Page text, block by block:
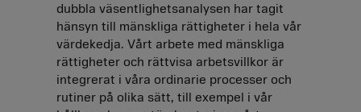
dubbla väsentlighetsanalysen har tagit
hänsyn till mänskliga rättigheter i hela vår
värdekedja. Vårt arbete med mänskliga
rättigheter och rättvisa arbetsvillkor är
integrerat i våra ordinarie processer och
rutiner på olika sätt, till exempel i vår